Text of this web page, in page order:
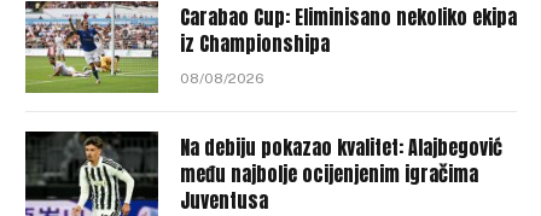
Carabao Cup: Eliminisano nekoliko ekipa
iz Championshipa
08/08/2026
Na debiju pokazao kvalitet: Alajbegović
među najbolje ocijenjenim igračima
Juventusa